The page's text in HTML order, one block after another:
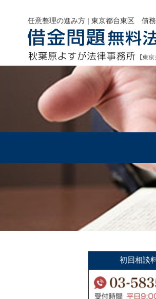
任意整理の進み方 | 東京都台東区 債
初回相談